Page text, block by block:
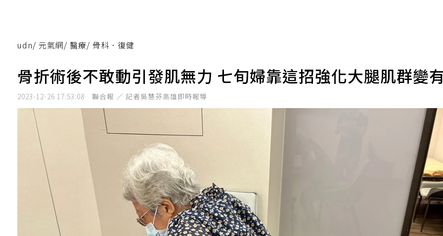
udn/ 元氣網/ 醫療/ 骨科．復健
骨折術後不敢動引發肌無力 七旬婦靠這招強化大腿肌群變
2023-12-26 17:53:08 聯合報 ／ 記者吳慧芬高雄即時報導